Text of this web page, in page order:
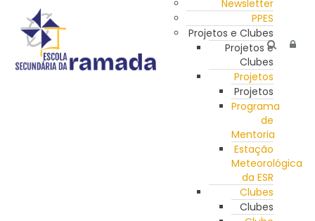
Newsletter
PPES
Projetos e Clubes
Projetos e
Clubes
Projetos
Projetos
Programa
de
Mentoria
Estação
Meteorológica
da ESR
Clubes
Clubes